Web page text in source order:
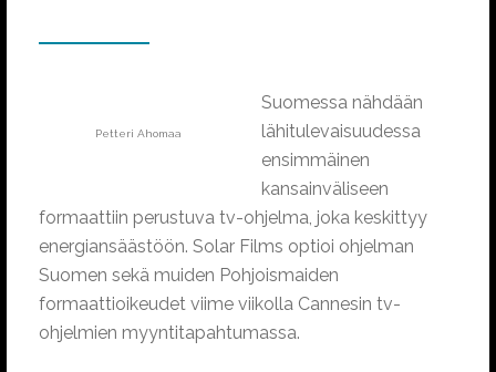
Petteri Ahomaa
Suomessa nähdään
lähitulevaisuudessa
ensimmäinen
kansainväliseen
formaattiin perustuva tv-ohjelma, joka keskittyy
energiansäästöön. Solar Films optioi ohjelman
Suomen sekä muiden Pohjoismaiden
formaattioikeudet viime viikolla Cannesin tv-
ohjelmien myyntitapahtumassa.